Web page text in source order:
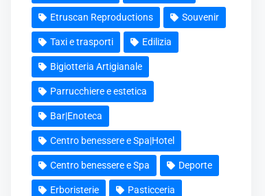
Etruscan Reproductions Souvenir
Taxi e trasporti Edilizia
Bigiotteria Artigianale
Parrucchiere e estetica
Bar|Enoteca
Centro benessere e Spa|Hotel
Centro benessere e Spa Deporte
Erboristerie Pasticceria